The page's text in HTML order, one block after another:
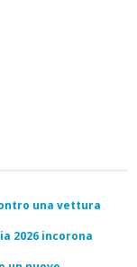
una vettura
2026 incorona